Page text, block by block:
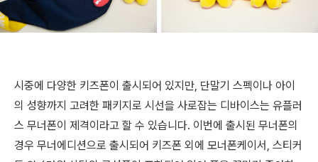
시중에 다양한 키즈폰이 출시되어 있지만, 단말기 스펙이나 아이
의 성향까지 고려한 패키지로 시선을 사로잡는 디바이스는 유플러
스 무너폰이 제격이라고 할 수 있습니다. 이번에 출시된 무너폰의
경우 무너에디션으로 출시되어 키즈폰 외에 모너폰케이서, 스티커